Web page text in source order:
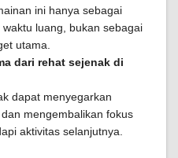
ini hanya sebagai
luang, bukan sebagai
utama.
dari rehat sejenak di
dapat menyegarkan
mengembalikan fokus
aktivitas selanjutnya.